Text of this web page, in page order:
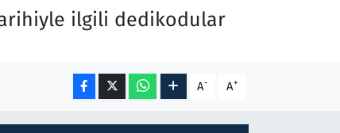
ilgili dedikodular
A- A+